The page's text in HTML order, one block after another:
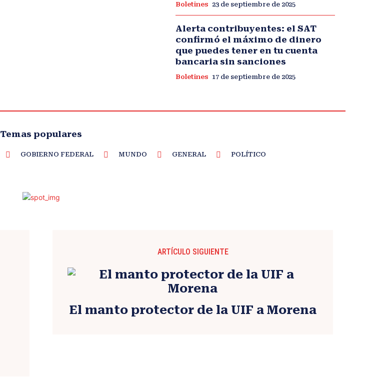
Boletines 23 de septiembre de 2025
Alerta contribuyentes: el SAT
confirmó el máximo de dinero
que puedes tener en tu cuenta
bancaria sin sanciones
Boletines 17 de septiembre de 2025
Temas populares
GOBIERNO FEDERAL MUNDO GENERAL POLÍTICO
ARTÍCULO SIGUIENTE
El manto protector de la UIF a Morena